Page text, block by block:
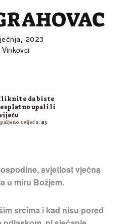
2023
Vinkovci
da biste
upalili
svijeća: 83
svjetlost vječna
u miru Božjem.
srcima i kad nisu pored